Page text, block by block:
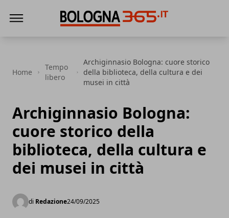
Home
Tempo
libero
Archiginnasio Bologna: cuore storico
della biblioteca, della cultura e dei
musei in città
Archiginnasio Bologna:
cuore storico della
biblioteca, della cultura e
dei musei in città
di Redazione24/09/2025